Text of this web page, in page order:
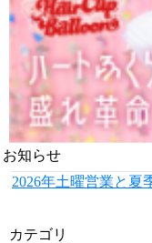
お知らせ
2026年土曜営業と夏
カテゴリ